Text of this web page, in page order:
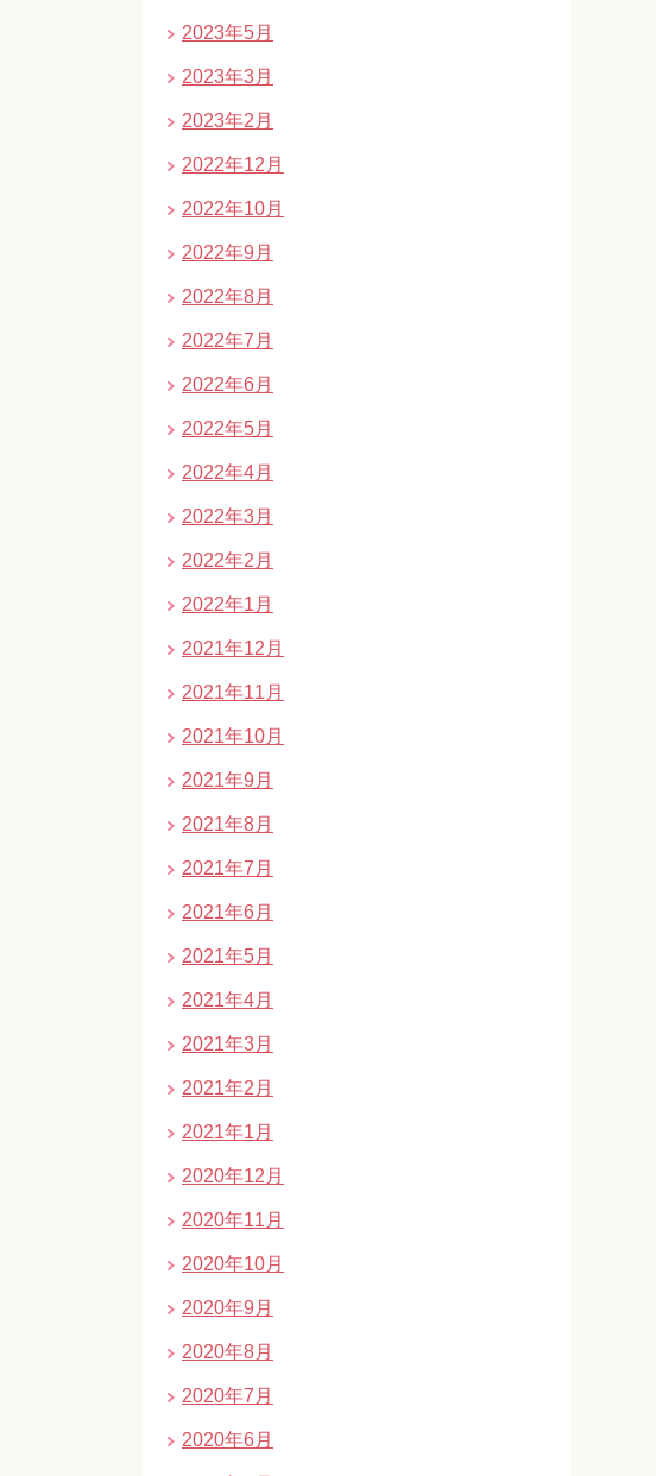
2023年5月
2023年3月
2023年2月
2022年12月
2022年10月
2022年9月
2022年8月
2022年7月
2022年6月
2022年5月
2022年4月
2022年3月
2022年2月
2022年1月
2021年12月
2021年11月
2021年10月
2021年9月
2021年8月
2021年7月
2021年6月
2021年5月
2021年4月
2021年3月
2021年2月
2021年1月
2020年12月
2020年11月
2020年10月
2020年9月
2020年8月
2020年7月
2020年6月